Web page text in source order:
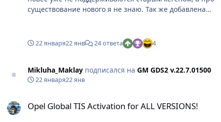
существование нового я не знаю. Так же добавлена
v.22.7.01500 установка осуществляется через файл
GDS2AutoInstall.exe Работает на Windows10/11 x64, на
Скриншоты
22 января22 янв 24 ответа 4
Mikluha_Maklay подписался на GM GDS2 v.22.7.01500
22 января22 янв
Opel Global TIS Activation for ALL VERSIONS!